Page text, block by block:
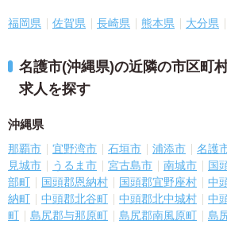
福岡県 佐賀県 長崎県 熊本県 大分県
名護市(沖縄県)の近隣の市区町
求人を探す
沖縄県
那覇市 宜野湾市 石垣市 浦添市 名護
見城市
うるま市 宮古島市 南城市 国
部町
国頭郡恩納村 国頭郡宜野座村 中
納町
中頭郡北谷町 中頭郡北中城村 中
町
島尻郡与那原町 島尻郡南風原町 島